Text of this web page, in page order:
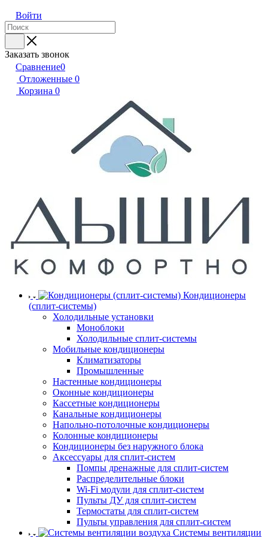
Войти
Заказать звонок
Сравнение0
Отложенные 0
Корзина 0
Кондиционеры
(сплит-системы)
Холодильные установки
Моноблоки
Холодильные сплит-системы
Мобильные кондиционеры
Климатизаторы
Промышленные
Настенные кондиционеры
Оконные кондиционеры
Кассетные кондиционеры
Канальные кондиционеры
Напольно-потолочные кондиционеры
Колонные кондиционеры
Кондиционеры без наружного блока
Аксессуары для сплит-систем
Помпы дренажные для сплит-систем
Распределительные блоки
Wi-Fi модули для сплит-систем
Пульты ДУ для сплит-систем
Термостаты для сплит-систем
Пульты управления для сплит-систем
Системы вентиляции